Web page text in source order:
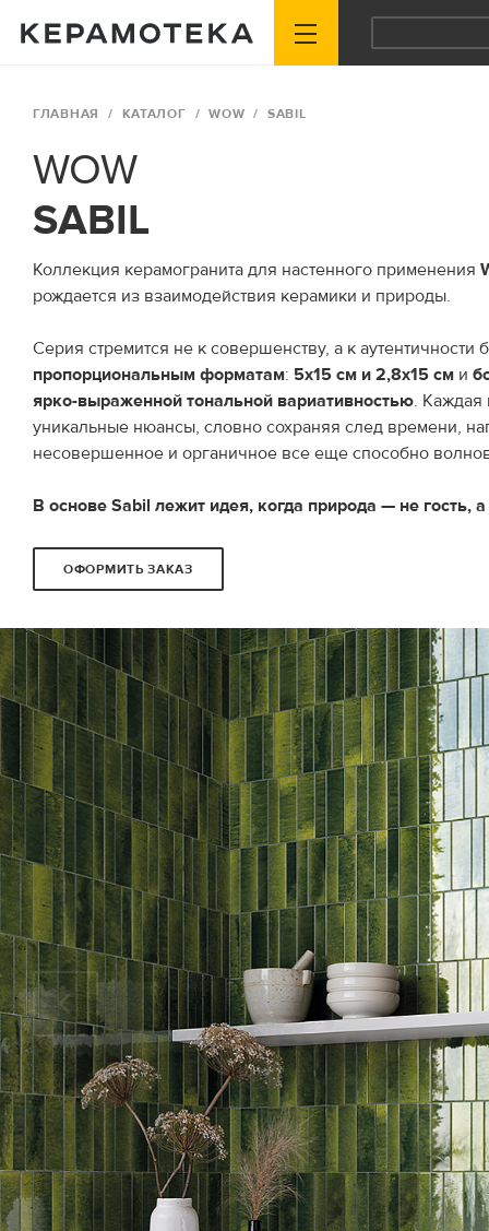
ГЛАВНАЯ КАТАЛОГ WOW SABIL
WOW
SABIL
Коллекция керамогранита для настенного применения
рождается из взаимодействия керамики и природы.
Серия стремится не к совершенству, а к аутентичности
пропорциональным форматам: 5x15 см и 2,8x15 см и
ярко-выраженной тональной вариативностью. Каждая
уникальные нюансы, словно сохраняя след времени,
несовершенное и органичное все еще способно
В основе Sabil лежит идея, когда природа — не гость, а
ОФОРМИТЬ ЗАКАЗ